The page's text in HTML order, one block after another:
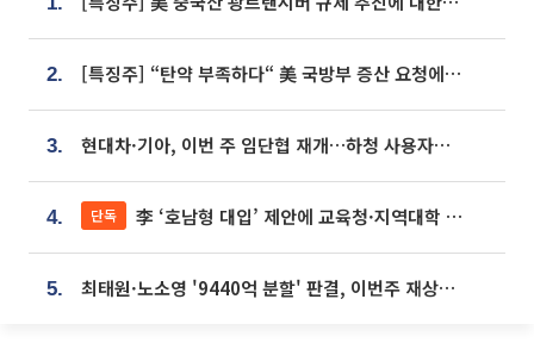
2. [특징주] “탄약 부족하다“ 美 국방부 증산 요청에⋯국내 방산주 급등세
3. 현대차·기아, 이번 주 임단협 재개…하청 사용자성 재심도 ‘변수’
4. 단독 李 ‘호남형 대입’ 제안에 교육청·지역대학 서·논술형 입시 연계 '착수'
5. 최태원·노소영 '9440억 분할' 판결, 이번주 재상고 여부 주목